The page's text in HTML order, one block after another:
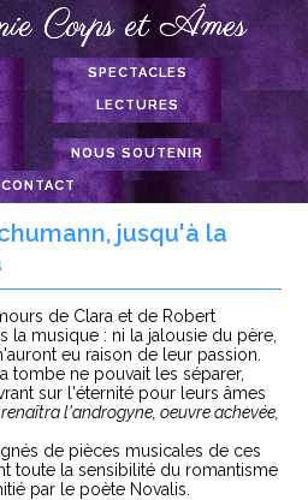
Corps et Âmes
SPECTACLES
Louise Michel
Maria-Casares
L'Antichambre
Clara et Robert
Schumann
LECTURES
Dialogues
Sainte Thérèse de
La Rose Blanche
Fraternité
NOUS SOUTENIR
Nous soutenir
Adhésion à la Cie
CONTACT
jusqu'à la
de Clara et de Robert
la musique : ni la jalousie du père,
eu raison de leur passion.
tombe ne pouvait les séparer,
sur l'éternité pour leurs âmes
l'androgyne, oeuvre achevée,
de pièces musicales de ces
toute la sensibilité du romantisme
par le poète Novalis.